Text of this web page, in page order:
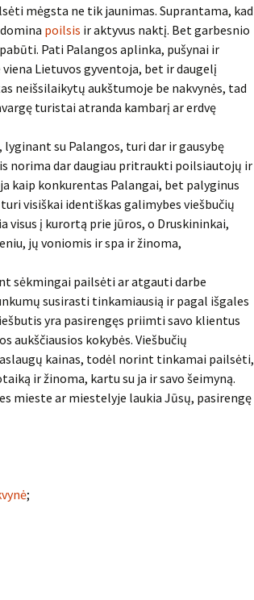
mėgsta ne tik jaunimas. Suprantama, kad
poilsis ir aktyvus naktį. Bet garbesnio
Pati Palangos aplinka, pušynai ir
Lietuvos gyventoja, bet ir daugelį
neišsilaikytų aukštumoje be nakvynės, tad
turistai atranda kambarį ar erdvę
su Palangos, turi dar ir gausybę
norima dar daugiau pritraukti poilsiautojų ir
kaip konkurentas Palangai, bet palyginus
visiškai identiškas galimybes viešbučių
visus į kurortą prie jūros, o Druskininkai,
jų voniomis ir spa ir žinoma,
sėkmingai pailsėti ar atgauti darbe
susirasti tinkamiausią ir pagal išgales
yra pasirengęs priimti savo klientus
aukščiausios kokybės. Viešbučių
kainas, todėl norint tinkamai pailsėti,
ir žinoma, kartu su ja ir savo šeimyną.
mieste ar miestelyje laukia Jūsų, pasirengę
;